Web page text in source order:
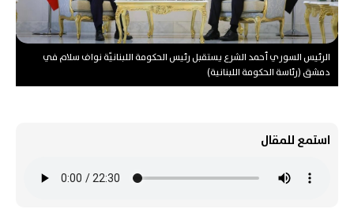
الرئيس السوري أحمد الشرع يستقبل رئيس الحكومة اللبنانيّة نواف سلام في
دمشق (رئاسة الحكومة اللبنانية)
استمع للمقال